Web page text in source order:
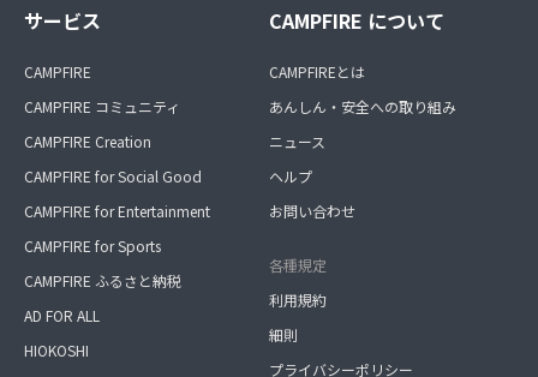
サービス
CAMPFIRE
CAMPFIRE コミュニティ
CAMPFIRE Creation
CAMPFIRE for Social Good
CAMPFIRE for Entertainment
CAMPFIRE for Sports
CAMPFIRE ふるさと納税
AD FOR ALL
HIOKOSHI
CAMPFIRE について
CAMPFIREとは
あんしん・安全への取り組み
ニュース
ヘルプ
お問い合わせ
各種規定
利用規約
細則
プライバシーポリシー